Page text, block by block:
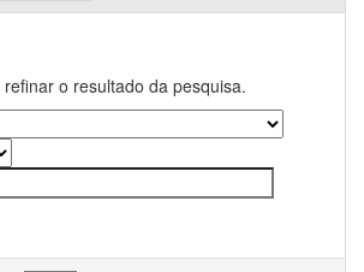
o resultado da pesquisa.